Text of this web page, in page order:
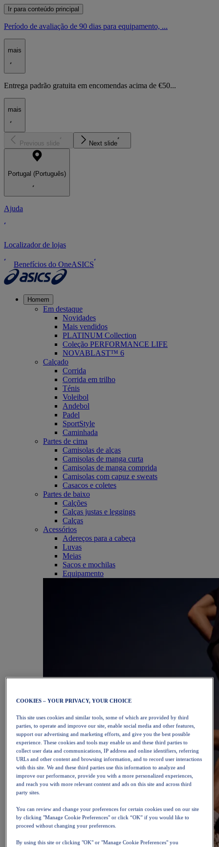
Ir para conteúdo principal
Período de avaliação de 90 dias para equipamento, ...
mais
Entrega padrão gratuita em encomendas acima de €50...
mais
Previous slide Next slide
Portugal (Português)
Ajuda
Localizador de lojas
Benefícios do OneASICS
Homem
Em destaque
Novidades
Mais vendidos
PLATINUM Collection
Coleção PERFORMANCE LIFE
NOVABLAST™ 6
Calçado
Corrida
Corrida em trilho
Ténis
Voleibol
Andebol
Padel
SportStyle
Caminhada
Partes de cima
Camisolas de alças
Camisolas de manga curta
Camisolas de manga comprida
Camisolas com capuz e sweats
Casacos e coletes
Partes de baixo
Calções
Calças justas e leggings
Calças
Acessórios
Adereços para a cabeça
Luvas
Meias
Sacos e mochilas
Equipamento
COOKIES – YOUR PRIVACY, YOUR CHOICE
This site uses cookies and similar tools, some of which are provided by third
parties, to operate and improve our site, enable social media and other features,
support our advertising and marketing efforts, and give you the best possible
experience. These cookies and tools may enable us and these third parties to
collect user data and communications, IP address and online identifiers, referring
URLs and other content and browsing information, and to record user interactions
with this site. We and these third parties use this information to analyze and
improve our performance, provide you with a more personalized experiences,
and reach you with more relevant content and ads on this site and across third
party sites.
You can review and change your preferences for certain cookies used on our site
by clicking "Manage Cookie Preferences" or click “OK” if you would like to
proceed without changing your preferences.
By using this site or clicking "OK" or "Manage Cookie Preferences" you